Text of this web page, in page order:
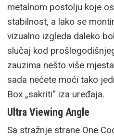
metalnom postolju koje
stabilnost, a lako se
vizualno izgleda daleko
slučaj kod
zauzima nešto više
sada nećete moći tako
Box „sakriti“ iza uređaja.
Ultra Viewing Angle
Sa stražnje strane One